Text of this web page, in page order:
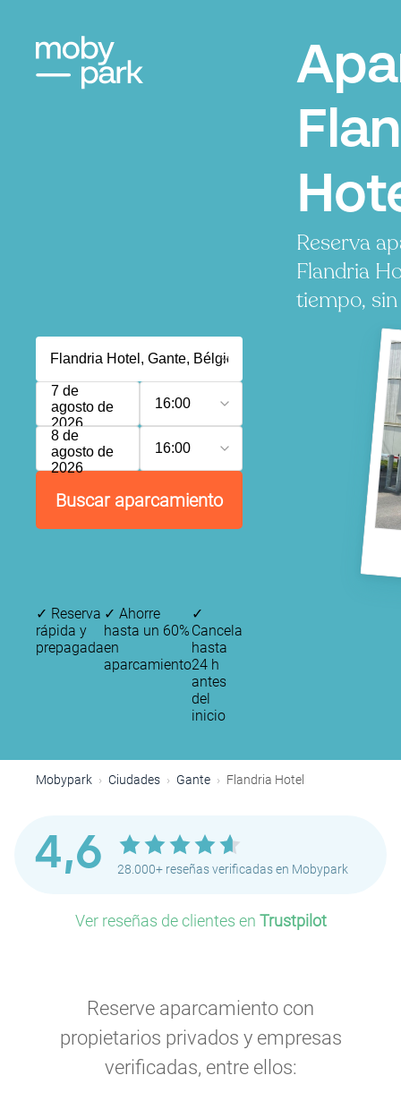
Reserva
Flandria
tiempo,
7 de
agosto de
2026
16:00
8 de
agosto de
2026
16:00
Buscar aparcamiento
✓ Reserva
rápida y
prepagada
✓ Ahorre
hasta un 60%
en
aparcamiento
✓
Cancela
hasta
24 h
antes
del
inicio
Mobypark Ciudades Gante Flandria Hotel
4,6 28.000+ reseñas verificadas en Mobypark
Ver reseñas de clientes en Trustpilot
Reserve aparcamiento con
propietarios privados y empresas
verificadas, entre ellos: